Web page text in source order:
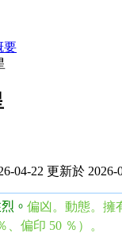
要
04-22 更新於 2026-
。 偏凶。動態。擁
、偏印 50 ％）。